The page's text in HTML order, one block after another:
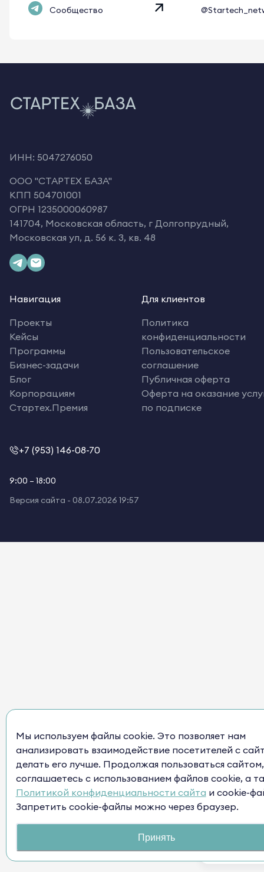
Сообщество
ИНН: 5047276050
OOO "СТАРТЕХ БАЗА"
КПП 504701001
ОГРН 1235000060987
141704, Московская область, г Долгопрудный,
Московская ул, д. 56 к. 3, кв. 48
Навигация
Проекты
Кейсы
Программы
Бизнес-задачи
Блог
Корпорациям
Стартех.Премия
Для клиентов
Политика
конфиденциальности
Пользовательское
соглашение
Публичная оферта
Оферта на оказание
по подписке
+7 (953) 146-08-70
9:00 – 18:00
Версия сайта - 08.07.2026 19:57
Мы используем файлы cookie. Это позволяет нам
анализировать взаимодействие посетителей с
делать его лучше. Продолжая пользоваться
соглашаетесь с использованием файлов cookie, а
Политикой конфиденциальности сайта и cookie-
Запретить cookie-файлы можно через браузер.
Принять